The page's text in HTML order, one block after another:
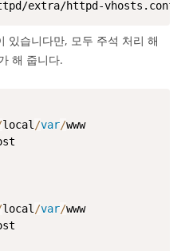
extra/httpd-vhosts.conf
있습니다만, 모두 주석 처리 해
해 줍니다.
local/var/www
local/var/www